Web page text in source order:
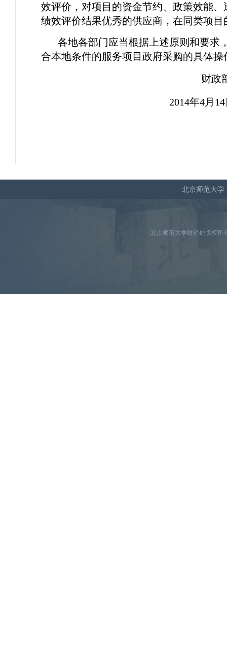
效评价，对项目的资金节约、政策效能
绩效评价结果优秀的供应商，在同类项
各地各部门应当根据上述原则和要求
合本地条件的服务项目政府采购的具体
财政
2014年4月14
北京师范大学
北京师范大学财经处版权所